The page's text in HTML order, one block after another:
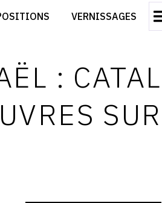
VERNISSAGES
D'EXPO
: